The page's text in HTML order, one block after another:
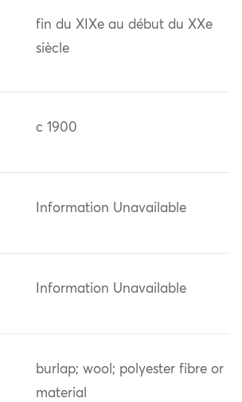
fin du XIXe au début du XXe
siècle
c 1900
Information Unavailable
Information Unavailable
burlap; wool; polyester fibre or
material